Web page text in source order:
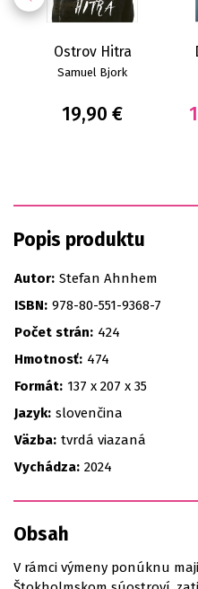
Ostrov Hitra
Samuel Bjork
19,90 €
Popis produktu
Autor: Stefan Ahnhem
ISBN: 978-80-551-9368-7
Počet strán: 424
Hmotnosť: 474
Formát: 137 x 207 x 35
Jazyk: slovenčina
Väzba: tvrdá viazaná
Vychádza: 2024
Obsah
V rámci výmeny ponúknu